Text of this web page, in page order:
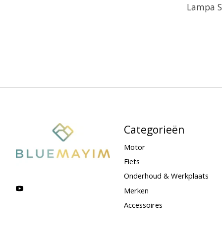
Lampa
Categorieën
Motor
Fiets
Onderhoud & Werkplaats
Merken
Accessoires